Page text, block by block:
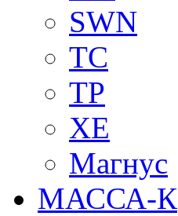
SWN
TC
TP
XE
Магнус
МАССА-К